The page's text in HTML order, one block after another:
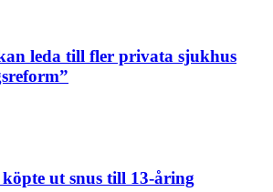
leda till fler privata sjukhus
köpte ut snus till 13-åring